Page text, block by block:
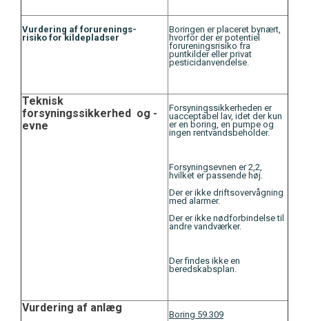
Vurdering af forurenings-
risiko for kildepladser
Boringen er placeret bynært,
hvorfor der er potentiel
forureningsrisiko fra
puntkilder eller privat
pesticidanvendelse.
Teknisk
forsyningssikkerhed og -
evne
Forsyningssikkerheden er
uacceptabel lav, idet der kun
er en boring, en pumpe og
ingen rentvandsbeholder.
Forsyningsevnen er 2,2,
hvilket er passende høj.
Der er ikke driftsovervågning
med alarmer.
Der er ikke nødforbindelse til
andre vandværker.
Der findes ikke en
beredskabsplan.
Vurdering af anlæg
Boring 59.309